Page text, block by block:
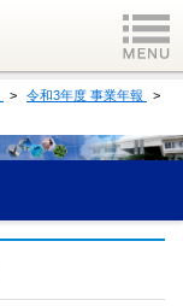
令和3年度 事業年報